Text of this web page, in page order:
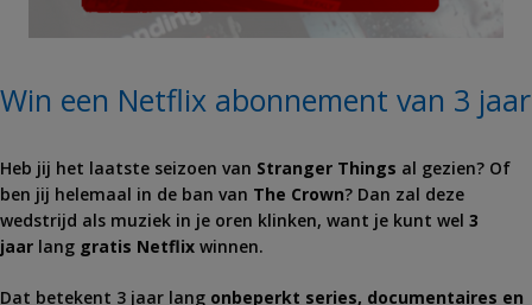
Win een Netflix abonnement van 3 jaar
Heb jij het laatste seizoen van Stranger Things al gezien? Of
ben jij helemaal in de ban van The Crown? Dan zal deze
wedstrijd als muziek in je oren klinken, want je kunt wel 3
jaar lang gratis Netflix winnen.
Dat betekent 3 jaar lang onbeperkt series, documentaires en